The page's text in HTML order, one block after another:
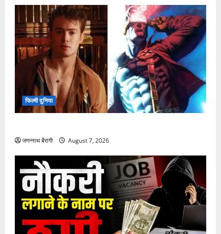
हरियाली तीज 2026: जानें इस खास पर्व की पूजा विधि और
महत्व
जगन्नाथ बैरागी August 7, 2026
फिल्मी दुनिया
किट कॉनर की एंट्री से नई X-Men फिल्म में बढ़ा उत्साह…
जगन्नाथ बैरागी August 7, 2026